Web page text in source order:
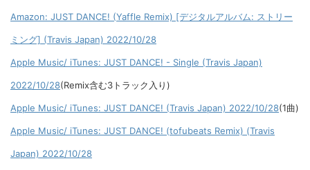
Amazon: JUST DANCE! (Yaffle Remix) [デジタルアルバム: ストリー
ミング] (Travis Japan) 2022/10/28
Apple Music/ iTunes: JUST DANCE! - Single (Travis Japan)
2022/10/28(Remix含む3トラック入り)
Apple Music/ iTunes: JUST DANCE! (Travis Japan) 2022/10/28(1曲)
Apple Music/ iTunes: JUST DANCE! (tofubeats Remix) (Travis
Japan) 2022/10/28